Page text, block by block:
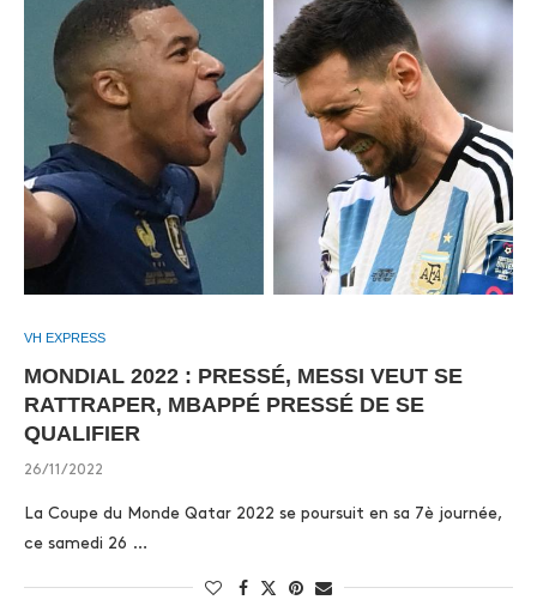
VH EXPRESS
MONDIAL 2022 : PRESSÉ, MESSI VEUT SE
RATTRAPER, MBAPPÉ PRESSÉ DE SE
QUALIFIER
26/11/2022
La Coupe du Monde Qatar 2022 se poursuit en sa 7è journée,
ce samedi 26 …